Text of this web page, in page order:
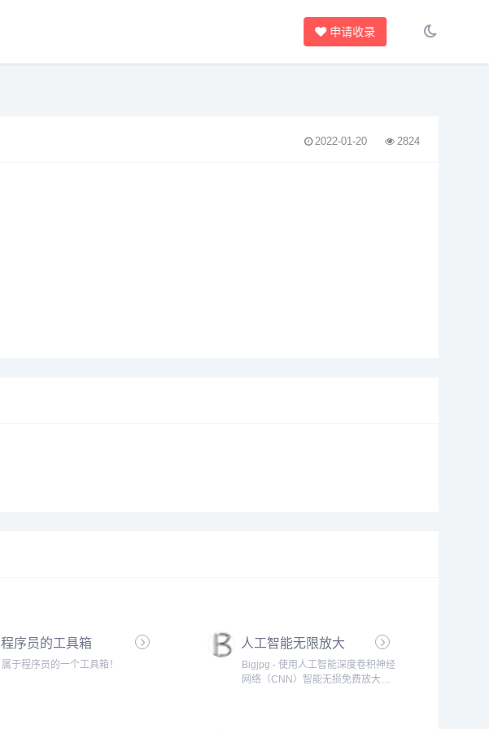
申请收录
2022-01-20 2824
程序员的工具箱
属于程序员的一个工具箱！
人工智能无限放大
Bigjpg - 使用人工智能深度卷积神经
网络（CNN）智能无损免费放大图